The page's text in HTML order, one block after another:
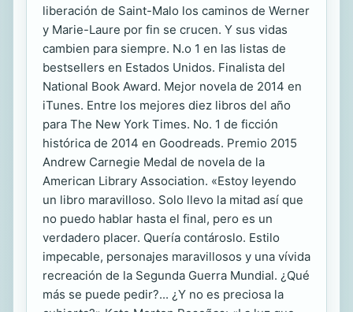
liberación de Saint-Malo los caminos de Werner
y Marie-Laure por fin se crucen. Y sus vidas
cambien para siempre. N.o 1 en las listas de
bestsellers en Estados Unidos. Finalista del
National Book Award. Mejor novela de 2014 en
iTunes. Entre los mejores diez libros del año
para The New York Times. No. 1 de ficción
histórica de 2014 en Goodreads. Premio 2015
Andrew Carnegie Medal de novela de la
American Library Association. «Estoy leyendo
un libro maravilloso. Solo llevo la mitad así que
no puedo hablar hasta el final, pero es un
verdadero placer. Quería contároslo. Estilo
impecable, personajes maravillosos y una vívida
recreación de la Segunda Guerra Mundial. ¿Qué
más se puede pedir?... ¿Y no es preciosa la